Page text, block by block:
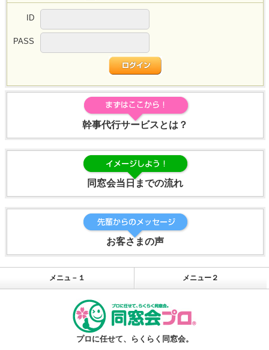
ID
PASS
幹事代行サービスとは？
同窓会当日までの流れ
お客さまの声
メニュ－１ メニュー２
プロに任せて、らくらく同窓会。